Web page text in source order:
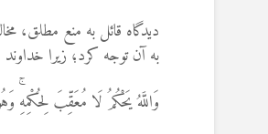
دیدگاه قائل به منع مطلق،
به آن توجه کرد؛ زیرا خداوند
وَاللَّهُ يَحْكُمُ لَا مُعَقِّبَ لِحُكْمِهِۚ